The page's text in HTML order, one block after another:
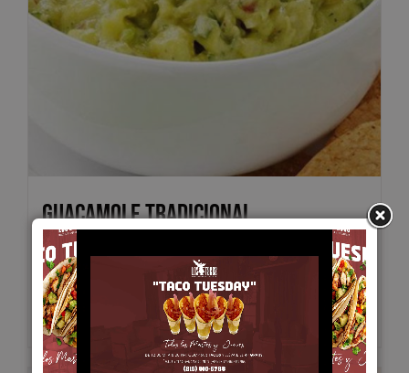
Guacamole Tradicional
$10.00
Add to cart Details